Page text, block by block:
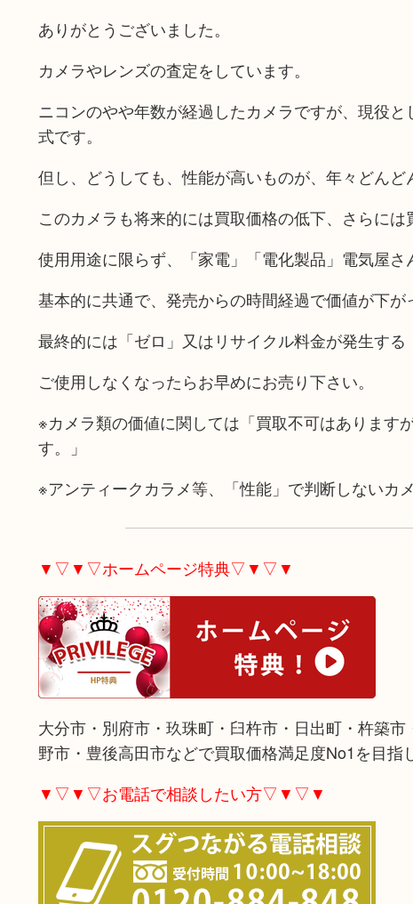
ありがとうございました。
カメラやレンズの査定をしています。
ニコンのやや年数が経過したカメラですが、現役
式です。
但し、どうしても、性能が高いものが、年々どんど
このカメラも将来的には買取価格の低下、さらには
使用用途に限らず、「家電」「電化製品」電気屋さ
基本的に共通で、発売からの時間経過で価値が下が
最終的には「ゼロ」又はリサイクル料金が発生する
ご使用しなくなったらお早めにお売り下さい。
※カメラ類の価値に関しては「買取不可はあります
す。」
※アンティークカラメ等、「性能」で判断しないカ
▼▽▼▽ホームページ特典▽▼▽▼
大分市・別府市・玖珠町・臼杵市・日出町・杵築
野市・豊後高田市などで買取価格満足度No1を目指
▼▽▼▽お電話で相談したい方▽▼▽▼